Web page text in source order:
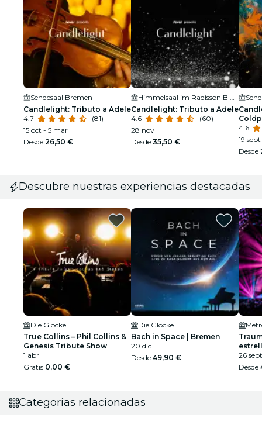
Sendesaal Bremen
Candlelight: Tributo a Adele
4.7
(81)
15 oct - 5 mar
Desde 26,50 €
Himmelsaal im Radisson Blu Hotel
Candlelight: Tributo a Adele
4.6
(60)
28 nov
Desde 35,50 €
4.6
19
Desde
Descubre nuestras experiencias destacadas
Die Glocke
True Collins – Phil Collins &
Genesis Tribute Show
1 abr
Gratis 0,00 €
Die Glocke
Bach in Space | Bremen
20 dic
Desde 49,90 €
26 sept
Desde
Categorías relacionadas